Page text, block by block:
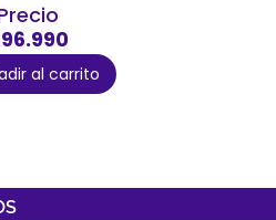
al carrito